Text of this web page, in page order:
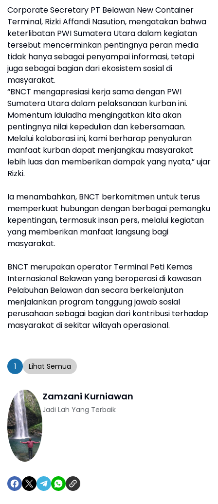
Khim"
Corporate Secretary PT Belawan New Container
Terminal, Rizki Affandi Nasution, mengatakan bahwa
keterlibatan PWI Sumatera Utara dalam kegiatan
tersebut mencerminkan pentingnya peran media
tidak hanya sebagai penyampai informasi, tetapi
juga sebagai bagian dari ekosistem sosial di
masyarakat.
“BNCT mengapresiasi kerja sama dengan PWI
Sumatera Utara dalam pelaksanaan kurban ini.
Momentum Iduladha mengingatkan kita akan
pentingnya nilai kepedulian dan kebersamaan.
Melalui kolaborasi ini, kami berharap penyaluran
manfaat kurban dapat menjangkau masyarakat
lebih luas dan memberikan dampak yang nyata,” ujar
Rizki.
Ia menambahkan, BNCT berkomitmen untuk terus
memperkuat hubungan dengan berbagai pemangku
kepentingan, termasuk insan pers, melalui kegiatan
yang memberikan manfaat langsung bagi
masyarakat.
BNCT merupakan operator Terminal Peti Kemas
Internasional Belawan yang beroperasi di kawasan
Pelabuhan Belawan dan secara berkelanjutan
menjalankan program tanggung jawab sosial
perusahaan sebagai bagian dari kontribusi terhadap
masyarakat di sekitar wilayah operasional.
1 Lihat Semua
Zamzani Kurniawan
Jadi Lah Yang Terbaik